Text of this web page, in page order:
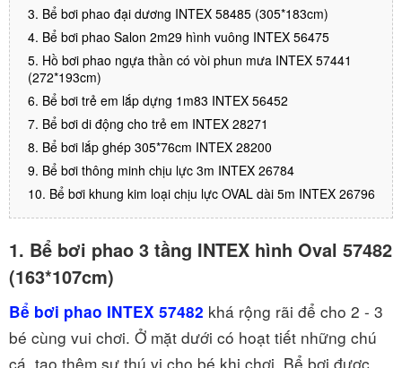
3. Bể bơi phao đại dương INTEX 58485 (305*183cm)
4. Bể bơi phao Salon 2m29 hình vuông INTEX 56475
5. Hồ bơi phao ngựa thần có vòi phun mưa INTEX 57441
(272*193cm)
6. Bể bơi trẻ em lắp dựng 1m83 INTEX 56452
7. Bể bơi di động cho trẻ em INTEX 28271
8. Bể bơi lắp ghép 305*76cm INTEX 28200
9. Bể bơi thông minh chịu lực 3m INTEX 26784
10. Bể bơi khung kim loại chịu lực OVAL dài 5m INTEX 26796
1. Bể bơi phao 3 tầng INTEX hình Oval 57482
(163*107cm)
Bể bơi phao INTEX 57482 khá rộng rãi để cho 2 - 3
bé cùng vui chơi. Ở mặt dưới có hoạt tiết những chú
cá, tạo thêm sự thú vị cho bé khi chơi. Bể bơi được